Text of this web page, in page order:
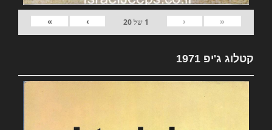
«
‹
1 של20
›
»
קטלוג ג'יפ 1971